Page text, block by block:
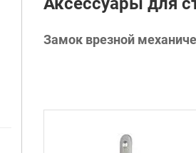
Замок врезной